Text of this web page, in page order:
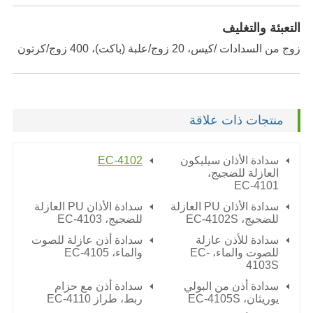
التعبئة والتغليف
زوج من السدادات /كيس، 20 زوج/علبة (باكت)، 400 زوج/كرتون
منتجات ذات علاقة
سدادة الأذان سيليكون
العازلة للضجيج،
EC-4101
EC-4102
سدادة الأذان PU العازلة
للضجيج، EC-4102S
سدادة الأذان PU العازلة
للضجيج، EC-4103
سدادة للأذن عازلة
للصوت والماء، EC-
4103S
سدادة أذن عازلة للصوت
والماء، EC-4105
سدادة أذن من البولي
يوريثان، EC-4105S
سدادة أذن مع حزام
ربط، طراز EC-4110